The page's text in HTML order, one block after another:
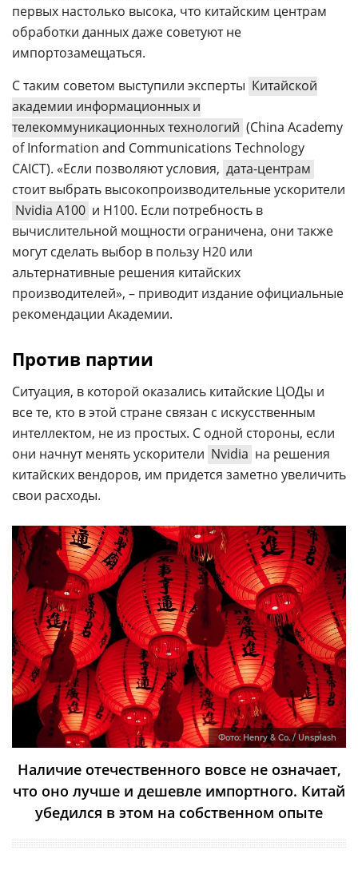
первых настолько высока, что китайским центрам
обработки данных даже советуют не
импортозамещаться.
С таким советом выступили эксперты Китайской
академии информационных и
телекоммуникационных технологий (China Academy
of Information and Communications Technology
CAICT). «Если позволяют условия, дата-центрам
стоит выбрать высокопроизводительные ускорители
Nvidia A100 и H100. Если потребность в
вычислительной мощности ограничена, они также
могут сделать выбор в пользу H20 или
альтернативные решения китайских
производителей», – приводит издание официальные
рекомендации Академии.
Против партии
Ситуация, в которой оказались китайские ЦОДы и
все те, кто в этой стране связан с искусственным
интеллектом, не из простых. С одной стороны, если
они начнут менять ускорители Nvidia на решения
китайских вендоров, им придется заметно увеличить
свои расходы.
Фото: Henry & Co. / Unsplash
Наличие отечественного вовсе не означает,
что оно лучше и дешевле импортного. Китай
убедился в этом на собственном опыте